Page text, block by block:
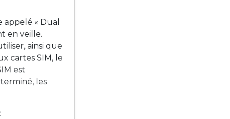
« Dual
en veille.
ainsi que
cartes SIM, le
est
les